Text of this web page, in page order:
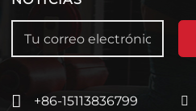
+86-15113836799